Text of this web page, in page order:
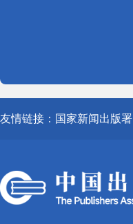
友情链接： 国家新闻出版署